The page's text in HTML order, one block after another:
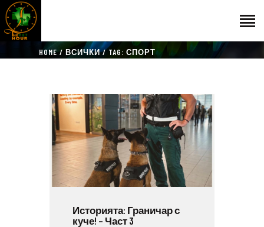
HOME ВСИЧКИ TAG: СПОРТ
ЕКИП
КАТАЛОГ
THE VET HOUR
БЛОГ
КОНТАКТ
Историята: Граничар с
куче! – Част 3